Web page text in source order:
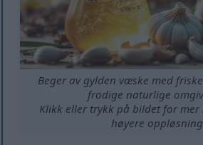
Beger av gylden væske med
frodige naturlige
Klikk eller trykk på bildet for
høyere